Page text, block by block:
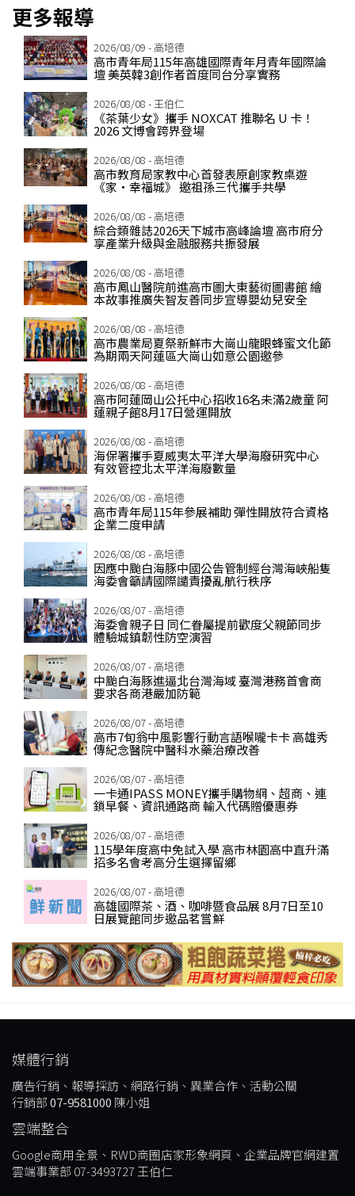
更多報導
2026/08/09 - 高培德
高市青年局115年高雄國際青年月青年國際論
壇 美英韓3創作者首度同台分享實務
2026/08/08 - 王伯仁
《茶葉少女》攜手 NOXCAT 推聯名 U 卡！
2026 文博會跨界登場
2026/08/08 - 高培德
高市教育局家教中心首發表原創家教桌遊
《家‧幸福城》 邀祖孫三代攜手共學
2026/08/08 - 高培德
綜合類雜誌2026天下城市高峰論壇 高市府分
享產業升級與金融服務共振發展
2026/08/08 - 高培德
高市鳳山醫院前進高市圖大東藝術圖書館 繪
本故事推廣失智友善同步宣導嬰幼兒安全
2026/08/08 - 高培德
高市農業局夏祭新鮮市大崗山龍眼蜂蜜文化節
為期兩天阿蓮區大崗山如意公園邀參
2026/08/08 - 高培德
高市阿蓮岡山公托中心招收16名未滿2歲童 阿
蓮親子館8月17日營運開放
2026/08/08 - 高培德
海保署攜手夏威夷太平洋大學海廢研究中心
有效管控北太平洋海廢數量
2026/08/08 - 高培德
高市青年局115年參展補助 彈性開放符合資格
企業二度申請
2026/08/08 - 高培德
因應中颱白海豚中國公告管制經台灣海峽船隻
海委會籲請國際譴責擾亂航行秩序
2026/08/07 - 高培德
海委會親子日 同仁眷屬提前歡度父親節同步
體驗城鎮韌性防空演習
2026/08/07 - 高培德
中颱白海豚進逼北台灣海域 臺灣港務首會商
要求各商港嚴加防範
2026/08/07 - 高培德
高市7旬翁中風影響行動言語喉嚨卡卡 高雄秀
傳紀念醫院中醫科水藥治療改善
2026/08/07 - 高培德
一卡通IPASS MONEY攜手購物網、超商、連
鎖早餐、資訊通路商 輸入代碼贈優惠券
2026/08/07 - 高培德
115學年度高中免試入學 高市林園高中直升滿
招多名會考高分生選擇留鄉
2026/08/07 - 高培德
高雄國際茶、酒、咖啡暨食品展 8月7日至10
日展覽館同步邀品茗嘗鮮
媒體行銷
廣告行銷、報導採訪、網路行銷、異業合作、活動公關
行銷部07-9581000 陳小姐
雲端整合
Google商用全景、RWD商圈店家形象網頁、企業品牌官網建置
雲端事業部 07-3493727 王伯仁